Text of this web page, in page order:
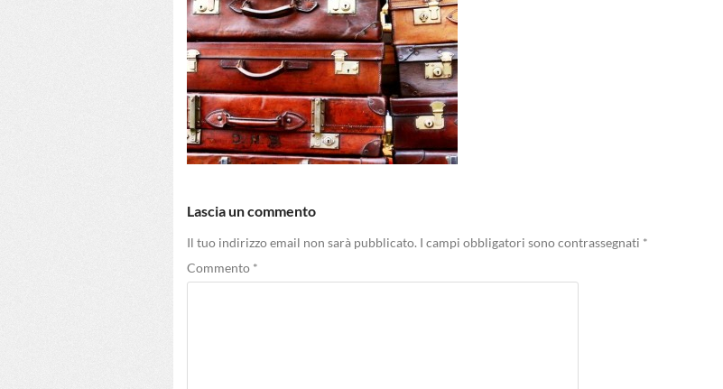
Lascia un commento
Il tuo indirizzo email non sarà pubblicato. I campi obbligatori sono contrassegnati *
Commento *